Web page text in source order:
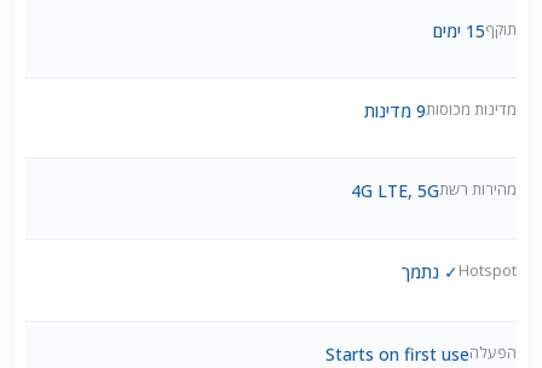
תוקף15 ימים
מדינות מכוסות9 מדינות
מהירות רשת4G LTE, 5G
Hotspot✓ נתמך
הפעלהStarts on first use